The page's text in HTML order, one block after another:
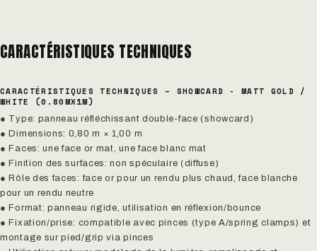
CARACTÉRISTIQUES TECHNIQUES
CARACTÉRISTIQUES TECHNIQUES – SHOWCARD - MATT GOLD /
WHITE (0.80MX1M)
● Type: panneau réfléchissant double-face (showcard)
● Dimensions: 0,80 m × 1,00 m
● Faces: une face or mat, une face blanc mat
● Finition des surfaces: non spéculaire (diffuse)
● Rôle des faces: face or pour un rendu plus chaud, face blanche
pour un rendu neutre
● Format: panneau rigide, utilisation en réflexion/bounce
● Fixation/prise: compatible avec pinces (type A/spring clamps) et
montage sur pied/grip via pinces